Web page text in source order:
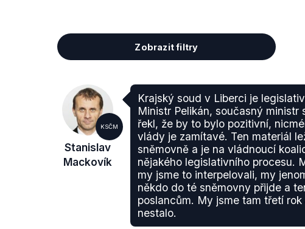
Zobrazit filtry
KSČM
Stanislav
Mackovík
Krajský soud v Liberci je
Ministr Pelikán, současný ministr
řekl, že by to bylo pozitivní,
vlády je zamítavé. Ten materiál
sněmovně a je na vládnoucí
nějakého legislativního procesu.
my jsme to interpelovali, my
někdo do té sněmovny přijde a
poslancům. My jsme tam třetí
nestalo.